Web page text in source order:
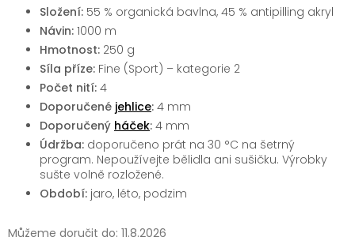
Můžeme doručit do: 11.8.2026
Složení: 55 % organická bavlna, 45 % antipilling akryl
Návin: 1000 m
Hmotnost: 250 g
Síla příze: Fine (Sport) – kategorie 2
Počet nití: 4
Doporučené jehlice: 4 mm
Doporučený háček: 4 mm
Údržba: doporučeno prát na 30 °C na šetrný
program. Nepoužívejte bělidla ani sušičku. Výrobky
sušte volně rozložené.
Období: jaro, léto, podzim